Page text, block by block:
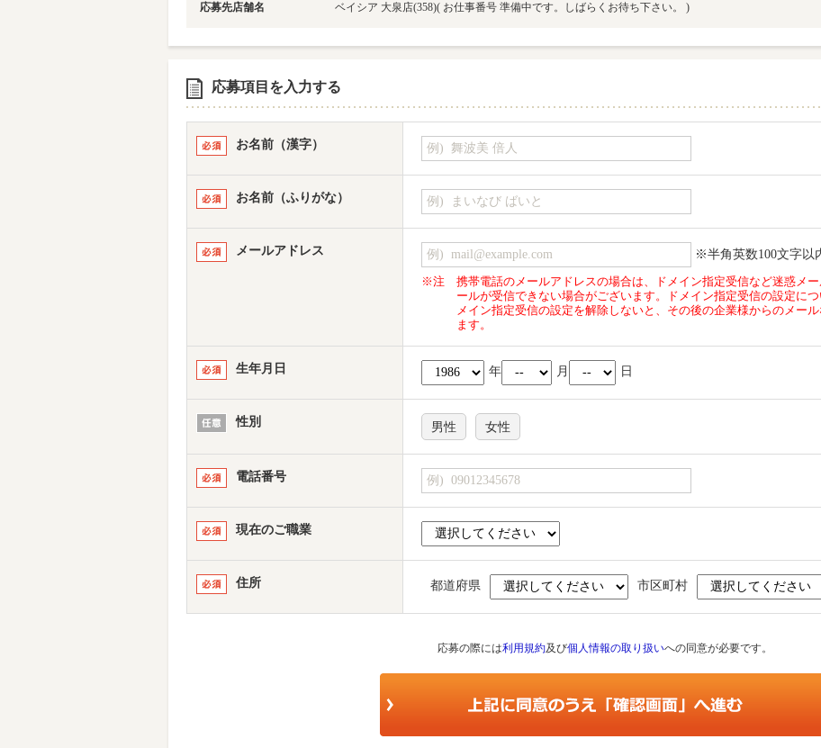
応募先店舗名 ベイシア 大泉店(358)( お仕事番号 準備中です。しばらくお待ち下さい。 )
応募項目を入力する
お名前（漢字）
お名前（ふりがな）
メールアドレス
※半角英数100文字以
※注
携帯電話のメールアドレスの場合は、ドメイン指定受信など迷惑メ
ールが受信できない場合がございます。ドメイン指定受信の設定に
メイン指定受信の設定を解除しないと、その後の企業様からのメー
ます。
生年月日 年 月 日
性別 男性 女性
電話番号
現在のご職業
住所 都道府県 市区町村
応募の際には利用規約及び個人情報の取り扱いへの同意が必要です。